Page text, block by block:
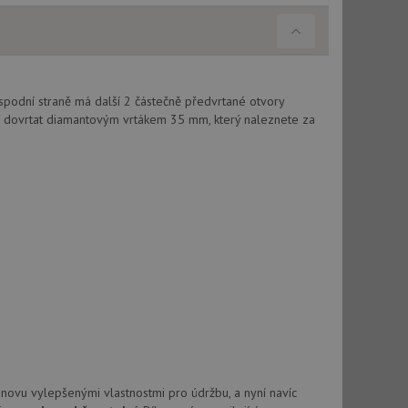
straně má další 2 částečně předvrtané otvory
diamantovým vrtákem 35 mm, který naleznete za
vylepšenými vlastnostmi pro údržbu, a nyní navíc
použit jako pro
k
Script.com
- což je